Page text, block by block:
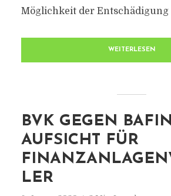
Möglichkeit der Entschädigung
WEITERLESEN
BVK GEGEN
AUFSICHT FÜR
LER